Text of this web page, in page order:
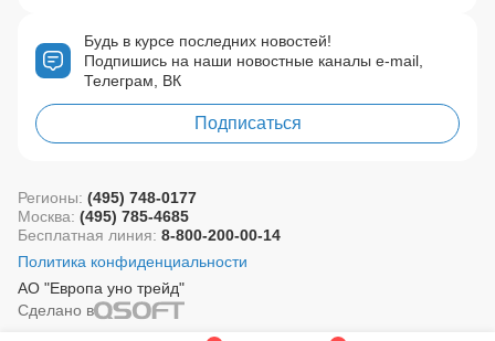
Будь в курсе последних новостей!
Подпишись на наши новостные каналы e-mail,
Телеграм, ВК
Подписаться
АО "Европа уно трейд"
Регионы: (495) 748-0177
Москва: (495) 785-4685
Бесплатная линия: 8-800-200-00-14
Политика конфиденциальности
Сделано в